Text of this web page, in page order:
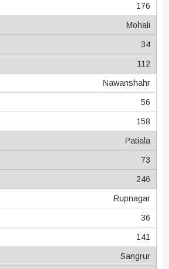
176
Mohali
34
112
Nawanshahr
56
158
Patiala
73
246
Rupnagar
36
141
Sangrur